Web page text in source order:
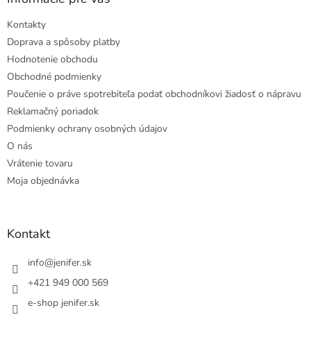
Kontakty
Doprava a spôsoby platby
Hodnotenie obchodu
Obchodné podmienky
Poučenie o práve spotrebiteľa podať obchodníkovi žiadosť o nápravu
Reklamačný poriadok
Podmienky ochrany osobných údajov
O nás
Vrátenie tovaru
Moja objednávka
Kontakt
info@jenifer.sk
+421 949 000 569
e-shop jenifer.sk